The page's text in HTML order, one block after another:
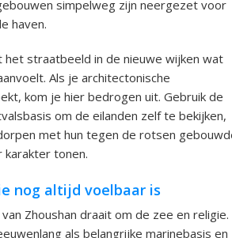
simpelweg zijn neergezet voor
haven.
het straatbeeld in de nieuwe wijken wat
Als je architectonische
kom je hier bedrogen uit. Gebruik de
om de eilanden zelf te bekijken,
met hun tegen de rotsen
karakter tonen.
nog altijd voelbaar is
Zhoushan draait om de zee en religie.
als belangrijke marinebasis en